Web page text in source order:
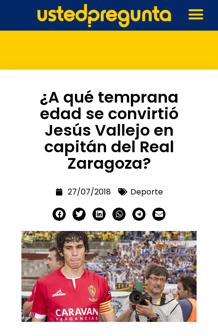
¿A qué temprana
edad se convirtió
Jesús Vallejo en
capitán del Real
Zaragoza?
27/07/2018 Deporte